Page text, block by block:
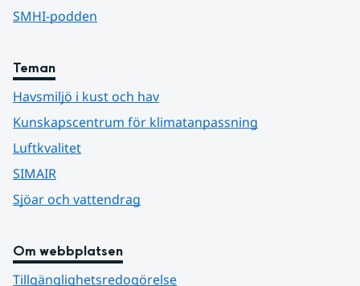
SMHI-podden
Teman
Havsmiljö i kust och hav
Kunskapscentrum för klimatanpassning
Luftkvalitet
SIMAIR
Sjöar och vattendrag
Om webbplatsen
Tillgänglighetsredogörelse